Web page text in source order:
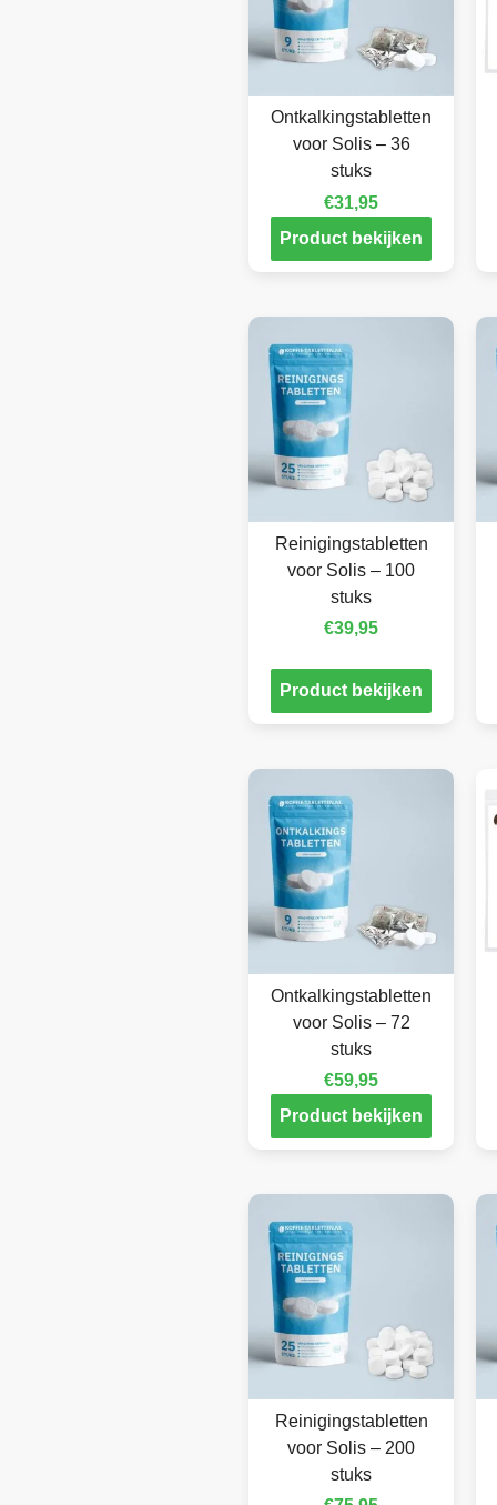
Ontkalkingstabletten
voor Solis – 36
stuks
€31,95
Product bekijken
Reinigingstabletten
voor Solis – 100
stuks
€39,95
Product bekijken
Ontkalkingstabletten
voor Solis – 72
stuks
€59,95
Product bekijken
Reinigingstabletten
voor Solis – 200
stuks